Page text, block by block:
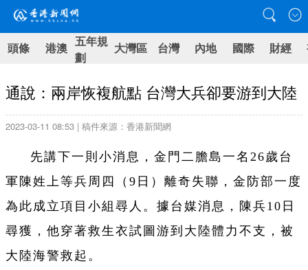
頭條 港澳 五年規
劃
大灣區 台灣 內地 國際 財經
通說：兩岸恢複航點 台灣大兵卻要游到大陸
2023-03-11 08:53 | 稿件來源：香港新聞網
先講下一則小消息，金門二膽島一名26歲台
軍陳姓上等兵周四（9日）離奇失聯，金防部一度
為此成立項目小組尋人。據台媒消息，陳兵10日
尋獲，他穿著救生衣試圖游到大陸體力不支，被
大陸海警救起。